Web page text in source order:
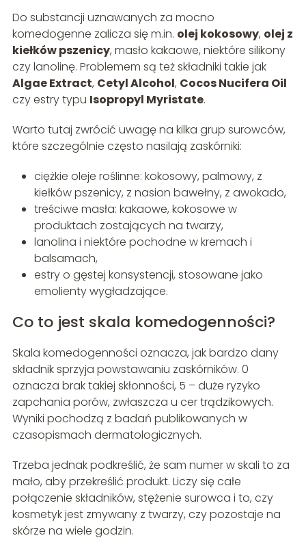
Do substancji uznawanych za mocno
komedogenne zalicza się m.in. olej kokosowy, olej z
kiełków pszenicy, masło kakaowe, niektóre silikony
czy lanolinę. Problemem są też składniki takie jak
Algae Extract, Cetyl Alcohol, Cocos Nucifera Oil
czy estry typu Isopropyl Myristate.
Warto tutaj zwrócić uwagę na kilka grup surowców,
które szczególnie często nasilają zaskórniki:
ciężkie oleje roślinne: kokosowy, palmowy, z
kiełków pszenicy, z nasion bawełny, z awokado,
treściwe masła: kakaowe, kokosowe w
produktach zostających na twarzy,
lanolina i niektóre pochodne w kremach i
balsamach,
estry o gęstej konsystencji, stosowane jako
emolienty wygładzające.
Co to jest skala komedogenności?
Skala komedogenności oznacza, jak bardzo dany
składnik sprzyja powstawaniu zaskórników. 0
oznacza brak takiej skłonności, 5 – duże ryzyko
zapchania porów, zwłaszcza u cer trądzikowych.
Wyniki pochodzą z badań publikowanych w
czasopismach dermatologicznych.
Trzeba jednak podkreślić, że sam numer w skali to za
mało, aby przekreślić produkt. Liczy się całe
połączenie składników, stężenie surowca i to, czy
kosmetyk jest zmywany z twarzy, czy pozostaje na
skórze na wiele godzin.